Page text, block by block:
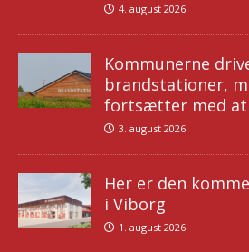
4. august 2026
Kommunerne
brandstationer,
fortsætter med at
3. august 2026
Her er den
i Viborg
1. august 2026